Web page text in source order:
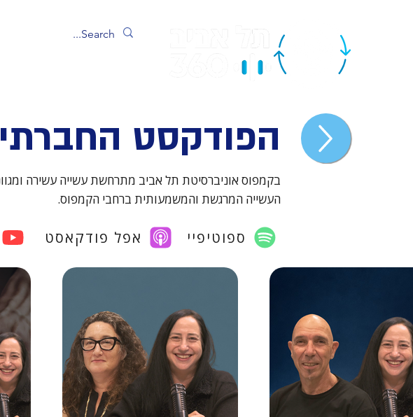
הפודקסט החברתי
בקמפוס אוניברסיטת תל אביב מתרחשת עשייה עשירה
העשייה המרגשת והמשמעותית ברחבי הקמפוס.
אפל פודקאסט ספוטיפיי